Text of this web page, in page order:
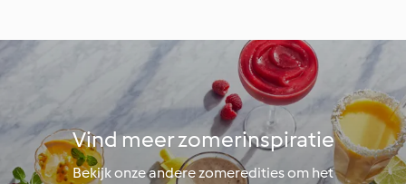
Vind meer zomerinspiratie
Bekijk onze andere zomeredities om het